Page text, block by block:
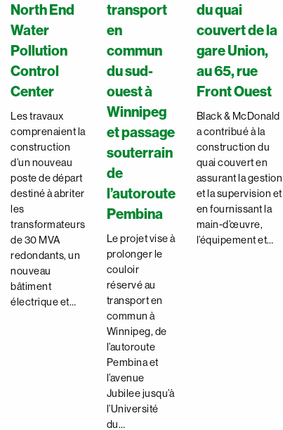
North End
Water
Pollution
Control
Center
Les travaux
comprenaient la
construction
d’un nouveau
poste de départ
destiné à abriter
les
transformateurs
de 30 MVA
redondants, un
nouveau
bâtiment
électrique et…
transport
en
commun
du sud-
ouest à
Winnipeg
et passage
souterrain
de
l’autoroute
Pembina
Le projet vise à
prolonger le
couloir
réservé au
transport en
commun à
Winnipeg, de
l’autoroute
Pembina et
l’avenue
Jubilee jusqu’à
l’Université
du…
du quai
couvert de la
gare Union,
au 65, rue
Front Ouest
Black & McDonald
a contribué à la
construction du
quai couvert en
assurant la gestion
et la supervision et
en fournissant la
main-d’œuvre,
l’équipement et…